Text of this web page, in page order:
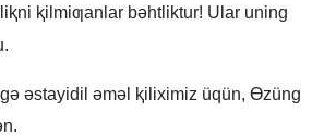
ⱪilmiƣanlar bǝhtliktur! Ular uning
ǝstayidil ǝmǝl ⱪiliximiz üqün, Ɵzüng